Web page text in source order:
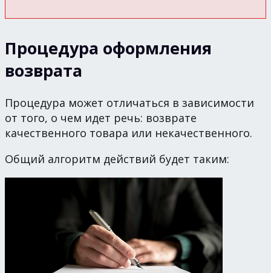
Процедура оформления
возврата
Процедура может отличаться в зависимости
от того, о чем идет речь: возврате
качественного товара или некачественного.
Общий алгоритм действий будет таким: